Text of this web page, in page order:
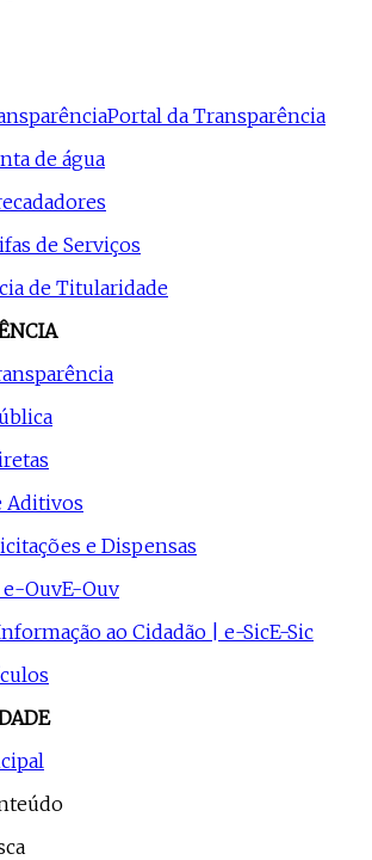
Portal da Transparência
de água
de Serviços
de Titularidade
Aditivos
e Dispensas
OuvE-Ouv
ao Cidadão | e-SicE-Sic